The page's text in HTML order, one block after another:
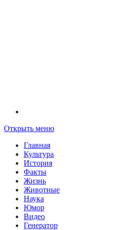
Открыть меню
Главная
Культура
История
Факты
Жизнь
Животные
Наука
Юмор
Видео
Генератор